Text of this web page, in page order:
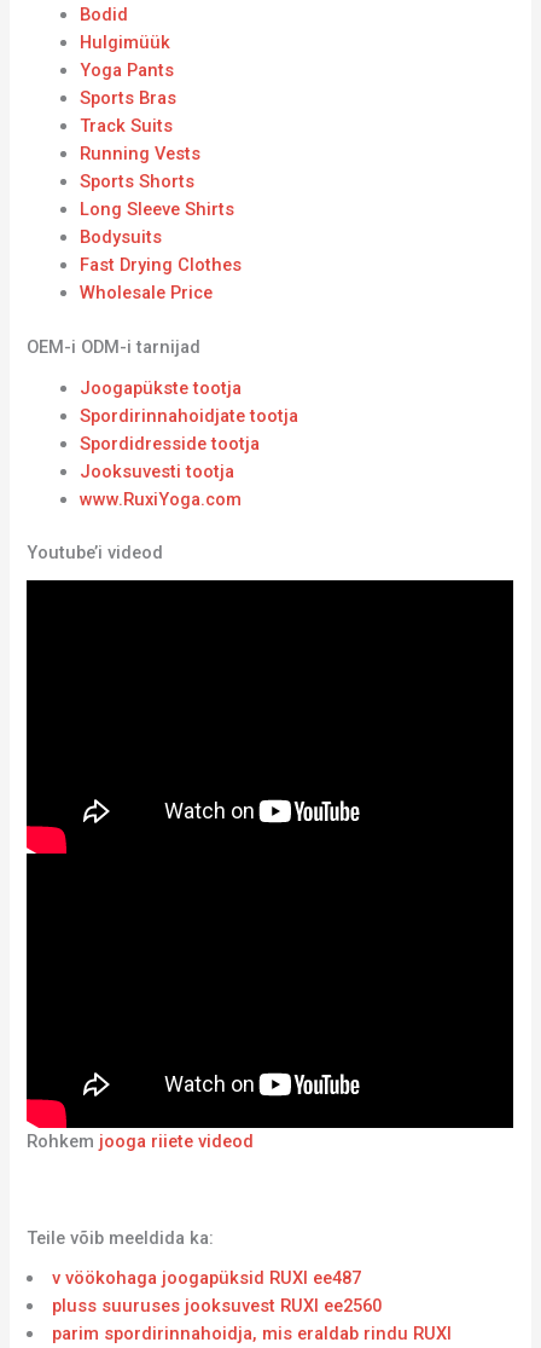
Bodid
Hulgimüük
Yoga Pants
Sports Bras
Track Suits
Running Vests
Sports Shorts
Long Sleeve Shirts
Bodysuits
Fast Drying Clothes
Wholesale Price
OEM-i ODM-i tarnijad
Joogapükste tootja
Spordirinnahoidjate tootja
Spordidresside tootja
Jooksuvesti tootja
www.RuxiYoga.com
Youtube’i videod
Rohkem jooga riiete videod
Teile võib meeldida ka:
v vöökohaga joogapüksid RUXI ee487
pluss suuruses jooksuvest RUXI ee2560
parim spordirinnahoidja, mis eraldab rindu RUXI